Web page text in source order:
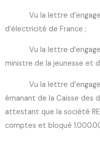
Vu la lettre
d’électricité de France ;
Vu la lettre
ministre de la jeunesse et
Vu la lettre
émanant de la Caisse des
attestant que la société
comptes et bloqué